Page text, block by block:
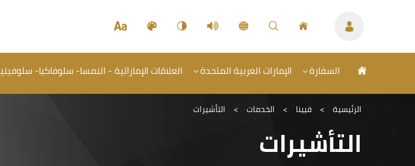
السفارة الإمارات العربية المتحدة العلاقات الإماراتية - النمسا- سلوفاكيا-
الرئيسية > فيينا > الخدمات > التأشيرات
التأشيرات